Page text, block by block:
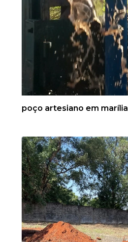
poço artesiano em marília